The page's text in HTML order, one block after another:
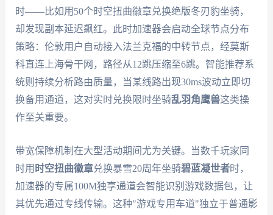
时——比如用50个时空扭曲徽章兑换绝版冬刃豹坐骑，
却发现副本延迟飙红。此时加速器会启动全球节点分布
策略：伦敦用户自动接入法兰克福的中转节点，经莫斯
科直连上海骨干网，路径从12跳压缩至6跳。智能推荐系
统则持续分析路由质量，当某线路出现30ms波动立即切
换备用通道，这对实时兑换限时坐骑乱羽角鹰兽这类操
作至关重要。
带宽保障机制在大型活动期间尤为关键。当数千玩家同
时用 时空扭曲徽章兑换暴雪20周年坐骑碧蓝凝世者时，
加速器的专属100M独享通道会智能识别游戏数据包，让
其优先通过专线传输。这种"游戏专用车道"独立于普通影